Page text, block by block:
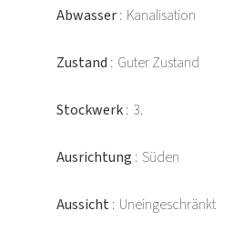
Abwasser Kanalisation
Zustand Guter Zustand
Stockwerk 3.
Ausrichtung Süden
Aussicht Uneingeschränkt